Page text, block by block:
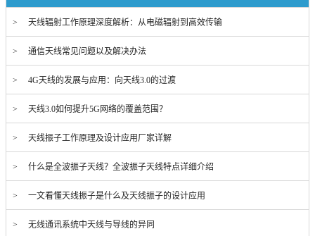
> 天线辐射工作原理深度解析：从电磁辐射到高效传输
> 通信天线常见问题以及解决办法
> 4G天线的发展与应用：向天线3.0的过渡
> 天线3.0如何提升5G网络的覆盖范围？
> 天线振子工作原理及设计应用厂家详解
> 什么是全波振子天线？全波振子天线特点详细介绍
> 一文看懂天线振子是什么及天线振子的设计应用
> 无线通讯系统中天线与导线的异同